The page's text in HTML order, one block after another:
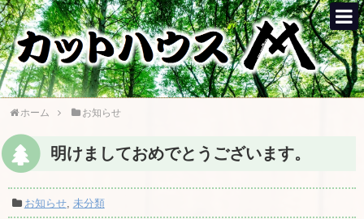
ホーム お知らせ
明けましておめでとうございます。
お知らせ, 未分類